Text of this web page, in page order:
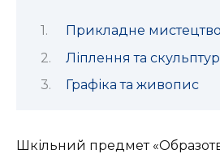
Прикладне мистецтво
Ліплення та
Графіка та живопис
Шкільний предмет